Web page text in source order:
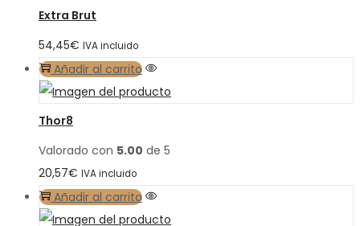
Extra Brut
54,45€ IVA incluido
Añadir al carrito
Thor8
Valorado con 5.00 de 5
20,57€ IVA incluido
Añadir al carrito